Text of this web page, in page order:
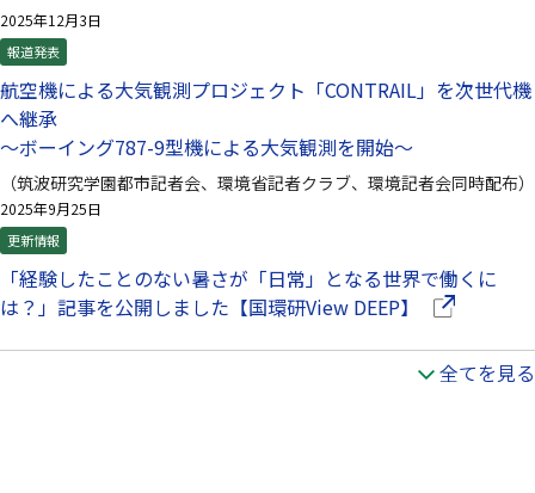
2025年12月3日
報道発表
航空機による大気観測プロジェクト「CONTRAIL」を次世代機
へ継承
～ボーイング787-9型機による大気観測を開始～
（筑波研究学園都市記者会、環境省記者クラブ、環境記者会同時配布）
2025年9月25日
更新情報
「経験したことのない暑さが「日常」となる世界で働くに
は？」記事を公開しました【国環研View DEEP】
（別ウイン
全てを見る